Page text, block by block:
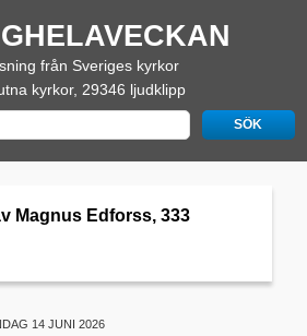
från Sveriges kyrkor
kyrkor, 29346 ljudklipp
Magnus Edforss, 333
14 JUNI 2026